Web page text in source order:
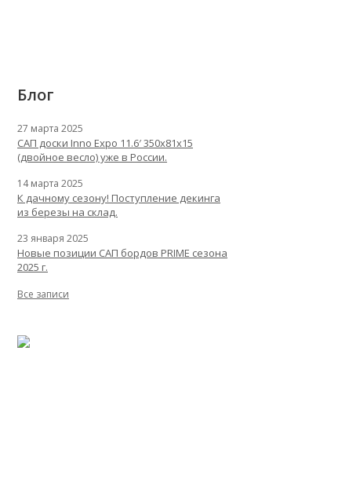
Блог
27 марта 2025
САП доски Inno Expo 11.6′ 350x81x15
(двойное весло) уже в России.
14 марта 2025
К дачному сезону! Поступление декинга
из березы на склад.
23 января 2025
Новые позиции САП бордов PRIME сезона
2025 г.
Все записи